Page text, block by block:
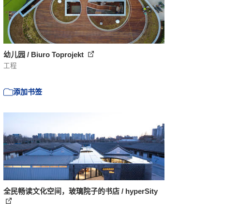
幼儿园 / Biuro Toprojekt
工程
添加书签
全民畅读文化空间，玻璃院子的书店 / hyperSity